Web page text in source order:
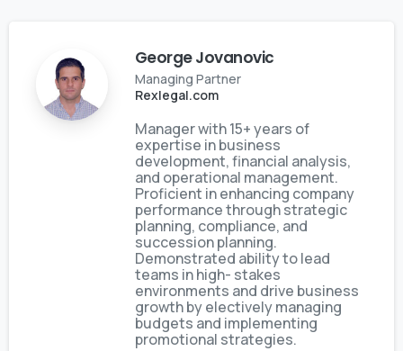
George Jovanovic
Managing Partner
Rexlegal.com
Manager with 15+ years of
expertise in business
development, financial analysis,
and operational management.
Proficient in enhancing company
performance through strategic
planning, compliance, and
succession planning.
Demonstrated ability to lead
teams in high- stakes
environments and drive business
growth by electively managing
budgets and implementing
promotional strategies.